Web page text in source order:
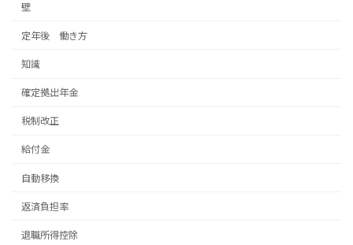
壁
定年後 働き方
知識
確定拠出年金
税制改正
給付金
自動移換
返済負担率
退職所得控除